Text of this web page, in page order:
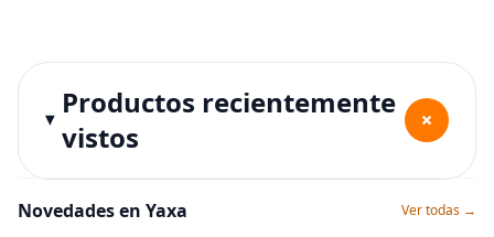
Productos recientemente
vistos
+
Novedades en Yaxa Ver todas →